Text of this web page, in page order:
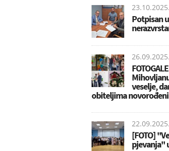
Potpisan
veselje,
obiteljima
[FOTO]
pjevanja''